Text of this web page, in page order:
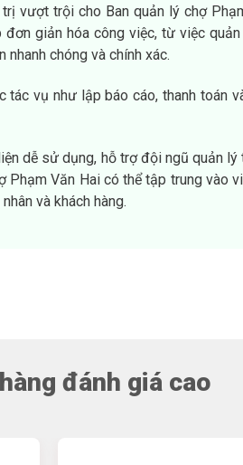
vượt trội cho Ban quản lý chợ
giản hóa công việc, từ việc
chóng và chính xác.
tác vụ như lập báo cáo, thanh
dễ sử dụng, hỗ trợ đội ngũ quản
Phạm Văn Hai có thể tập trung
và khách hàng.
đánh giá cao